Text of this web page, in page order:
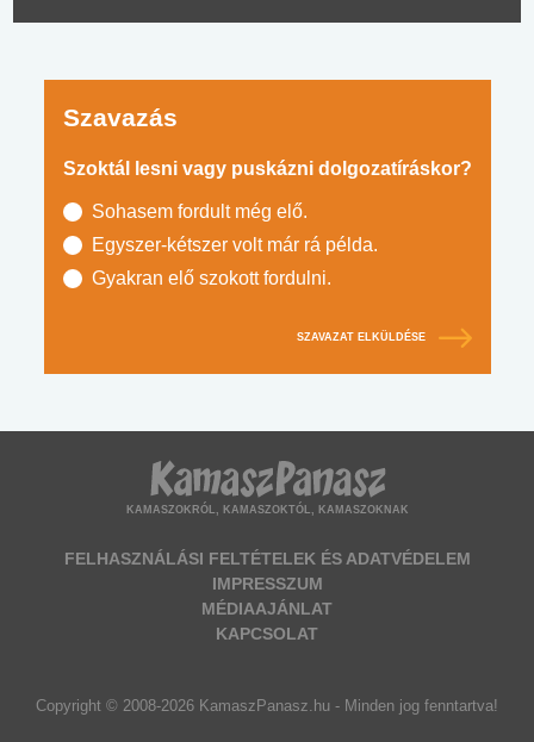
Szavazás
Szoktál lesni vagy puskázni dolgozatíráskor?
Sohasem fordult még elő.
Egyszer-kétszer volt már rá példa.
Gyakran elő szokott fordulni.
SZAVAZAT ELKÜLDÉSE
KAMASZOKRÓL, KAMASZOKTÓL, KAMASZOKNAK
FELHASZNÁLÁSI FELTÉTELEK ÉS ADATVÉDELEM
IMPRESSZUM
MÉDIAAJÁNLAT
KAPCSOLAT
Copyright © 2008-2026 KamaszPanasz.hu - Minden jog fenntartva!